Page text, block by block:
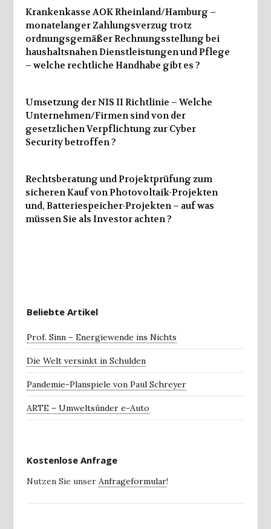
Krankenkasse AOK Rheinland/Hamburg –
monatelanger Zahlungsverzug trotz
ordnungsgemäßer Rechnungsstellung bei
haushaltsnahen Dienstleistungen und Pflege
– welche rechtliche Handhabe gibt es ?
Umsetzung der NIS II Richtlinie – Welche
Unternehmen/Firmen sind von der
gesetzlichen Verpflichtung zur Cyber
Security betroffen ?
Rechtsberatung und Projektprüfung zum
sicheren Kauf von Photovoltaik-Projekten
und, Batteriespeicher-Projekten – auf was
müssen Sie als Investor achten ?
Beliebte Artikel
Prof. Sinn – Energiewende ins Nichts
Die Welt versinkt in Schulden
Pandemie-Planspiele von Paul Schreyer
ARTE – Umweltsünder e-Auto
Kostenlose Anfrage
Nutzen Sie unser Anfrageformular!